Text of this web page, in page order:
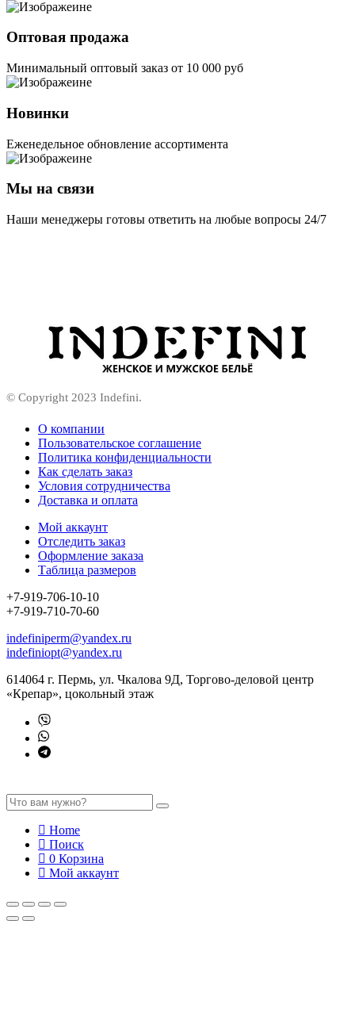
Оптовая продажа
Минимальный оптовый заказ от 10 000 руб
Новинки
Еженедельное обновление ассортимента
Мы на связи
Наши менеджеры готовы ответить на любые вопросы 24/7
© Copyright 2023 Indefini.
О компании
Пользовательское соглашение
Политика конфиденциальности
Как сделать заказ
Условия сотрудничества
Доставка и оплата
Мой аккаунт
Отследить заказ
Оформление заказа
Таблица размеров
+7-919-706-10-10
+7-919-710-70-60
indefiniperm@yandex.ru
indefiniopt@yandex.ru
614064 г. Пермь, ул. Чкалова 9Д, Торгово-деловой центр
«Крепар», цокольный этаж
Home
Поиск
0 Корзина
Мой аккаунт